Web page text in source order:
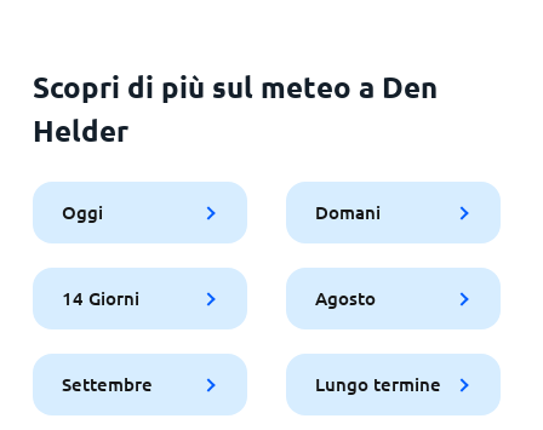
Scopri di più sul meteo a Den
Helder
Oggi Domani
14 Giorni Agosto
Settembre Lungo termine